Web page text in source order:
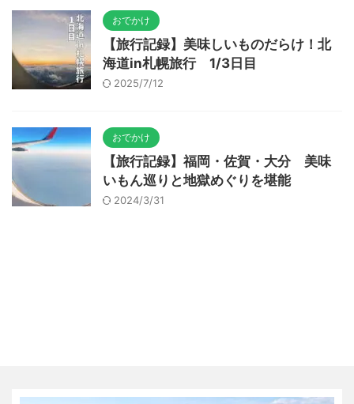
おでかけ
【旅行記録】美味しいものだらけ！北
海道in札幌旅行 1/3日目
2025/7/12
おでかけ
【旅行記録】福岡・佐賀・大分 美味
いもん巡りと地獄めぐりを堪能
2024/3/31